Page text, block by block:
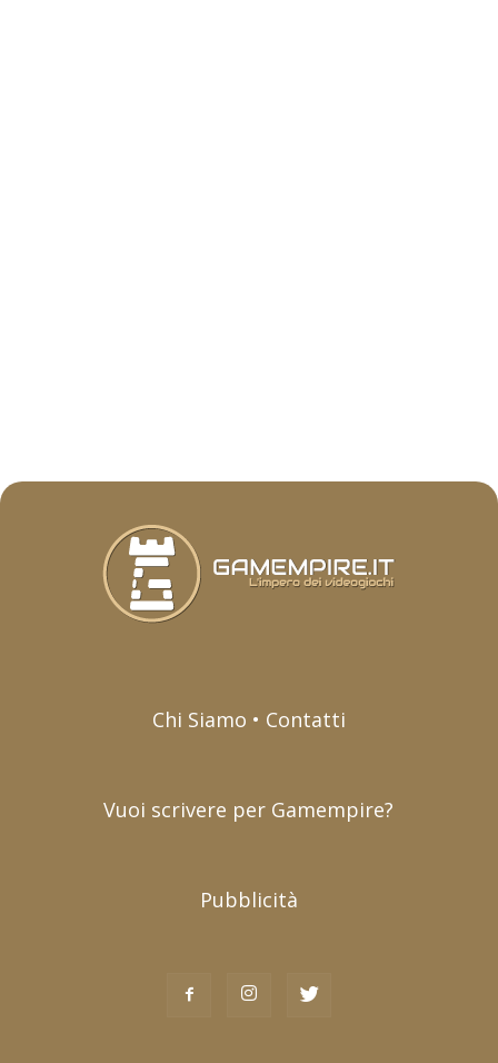
Chi Siamo • Contatti
Vuoi scrivere per Gamempire?
Pubblicità